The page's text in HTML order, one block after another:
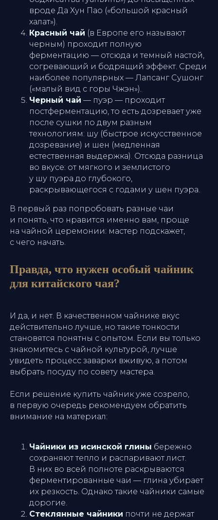
вроде Да Хун Пао («большой красный
халат»).
Красный чай (в Европе его называют
черным) проходит полную
ферментацию — отсюда и темный настой,
согревающий и бодрящий эффект. Среди
наиболее популярных — Лапсанг Сушонг
(«малый вид с горы Чжэн»).
Черный чай — пуэр — проходит
постферментацию, то есть дозревает уже
после сушки по двум разным
технологиям: шу (быстрое искусственное
дозревание) и шен (медленная
естественная выдержка). Отсюда разница
во вкусе: от мягкого и землистого
у шу пуэра до глубокого,
раскрывающегося с годами у шен пуэра.
В первый раз попробовать разные чаи
и понять, что нравится именно вам, проще
на чайной церемонии: мастер подскажет,
с чего начать.
Правда, что нужен особый чайник
для китайского чая?
И да, и нет. В качественном чайнике вкус
действительно лучше, но такие тонкости
становятся понятны с опытом. Если вы только
знакомитесь с чайной культурой, лучше
увидеть процесс заварки вживую, а потом
выбрать посуду по совету мастера.
Если решение купить чайник уже созрело,
в первую очередь рекомендуем обратить
внимание на материал:
Чайники из исинской глины бережно
сохраняют тепло и распаривают лист.
В них во всей полноте раскрываются
ферментированные чаи — глина убирает
их резкость. Однако такие чайники самые
дорогие.
Стеклянные чайники почти не держат